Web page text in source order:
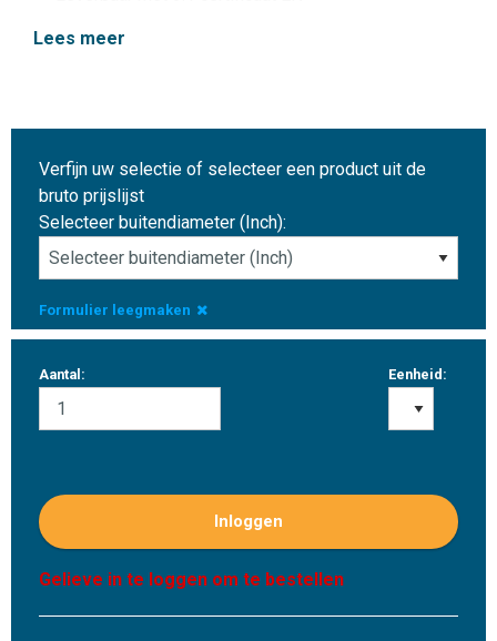
Lees meer
Verfijn uw selectie of selecteer een product uit de
bruto prijslijst
Selecteer buitendiameter (Inch):
Formulier leegmaken
Aantal: Eenheid:
Inloggen
Gelieve in te loggen om te bestellen